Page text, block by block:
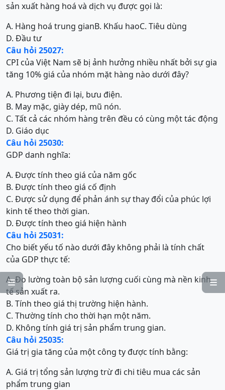


sản xuất hàng hoá và dịch vụ được gọi là:
A. Hàng hoá trung gianB. Khấu haoC. Tiêu dùng
D. Đầu tư
Câu hỏi 25027:
CPI của Việt Nam sẽ bị ảnh hưởng nhiều nhất bởi sự gia
tăng 10% giá của nhóm mặt hàng nào dưới đây?
A. Phương tiện đi lại, bưu điện.
B. May mặc, giày dép, mũ nón.
C. Tất cả các nhóm hàng trên đều có cùng một tác động
D. Giáo dục
Câu hỏi 25030:
GDP danh nghĩa:
A. Được tính theo giá của năm gốc
B. Được tính theo giá cố định
C. Được sử dụng để phản ánh sự thay đổi của phúc lợi
kinh tế theo thời gian.
D. Được tính theo giá hiện hành
Câu hỏi 25031:
Cho biết yếu tố nào dưới đây không phải là tính chất
của GDP thực tế:
A. Đo lường toàn bộ sản lượng cuối cùng mà nền kinh
tế sản xuất ra.
B. Tính theo giá thị trường hiện hành.
C. Thường tính cho thời hạn một năm.
D. Không tính giá trị sản phẩm trung gian.
Câu hỏi 25035:
Giá trị gia tăng của một công ty được tính bằng:
A. Giá trị tổng sản lượng trừ đi chi tiêu mua các sản
phẩm trung gian